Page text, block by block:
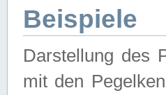
Beispiele
Darstellung des
mit den